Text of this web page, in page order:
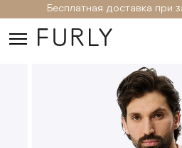
Бесплатная доставка при